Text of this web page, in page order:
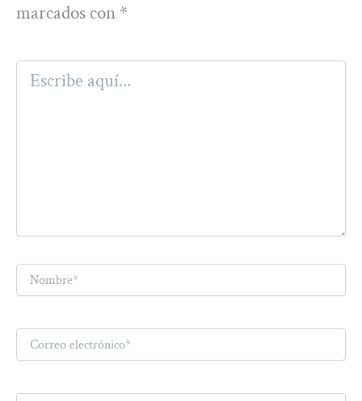
marcados con *
Escribe
aquí...
Correo
electrónico*